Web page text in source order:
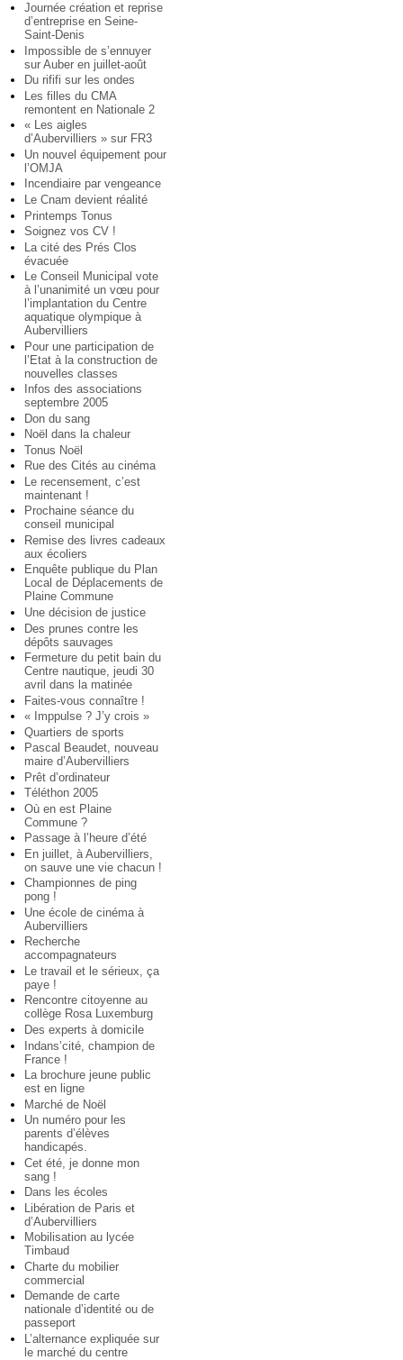
Journée création et reprise
d’entreprise en Seine-
Saint-Denis
Impossible de s’ennuyer
sur Auber en juillet-août
Du rififi sur les ondes
Les filles du CMA
remontent en Nationale 2
« Les aigles
d’Aubervilliers » sur FR3
Un nouvel équipement pour
l’OMJA
Incendiaire par vengeance
Le Cnam devient réalité
Printemps Tonus
Soignez vos CV !
La cité des Prés Clos
évacuée
Le Conseil Municipal vote
à l’unanimité un vœu pour
l’implantation du Centre
aquatique olympique à
Aubervilliers
Pour une participation de
l’Etat à la construction de
nouvelles classes
Infos des associations
septembre 2005
Don du sang
Noël dans la chaleur
Tonus Noël
Rue des Cités au cinéma
Le recensement, c’est
maintenant !
Prochaine séance du
conseil municipal
Remise des livres cadeaux
aux écoliers
Enquête publique du Plan
Local de Déplacements de
Plaine Commune
Une décision de justice
Des prunes contre les
dépôts sauvages
Fermeture du petit bain du
Centre nautique, jeudi 30
avril dans la matinée
Faites-vous connaître !
« Imppulse ? J’y crois »
Quartiers de sports
Pascal Beaudet, nouveau
maire d’Aubervilliers
Prêt d’ordinateur
Téléthon 2005
Où en est Plaine
Commune ?
Passage à l’heure d’été
En juillet, à Aubervilliers,
on sauve une vie chacun !
Championnes de ping
pong !
Une école de cinéma à
Aubervilliers
Recherche
accompagnateurs
Le travail et le sérieux, ça
paye !
Rencontre citoyenne au
collège Rosa Luxemburg
Des experts à domicile
Indans’cité, champion de
France !
La brochure jeune public
est en ligne
Marché de Noël
Un numéro pour les
parents d’élèves
handicapés.
Cet été, je donne mon
sang !
Dans les écoles
Libération de Paris et
d’Aubervilliers
Mobilisation au lycée
Timbaud
Charte du mobilier
commercial
Demande de carte
nationale d’identité ou de
passeport
L’alternance expliquée sur
le marché du centre